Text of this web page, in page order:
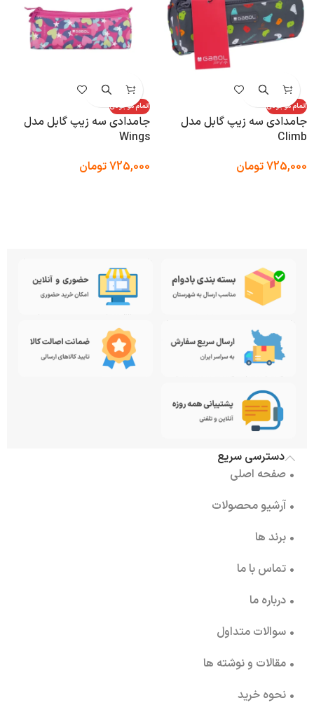
اتمام موجودی
جامدادی سه زیپ گابل مدل
Climb
725,000تومان
اتمام موجودی
جامدادی سه زیپ گابل مدل
Wings
725,000تومان
دسترسی سریع
• صفحه اصلی
• آرشیو محصولات
• برند ها
• تماس با ما
• درباره ما
• سوالات متداول
• مقالات و نوشته ها
• نحوه خرید